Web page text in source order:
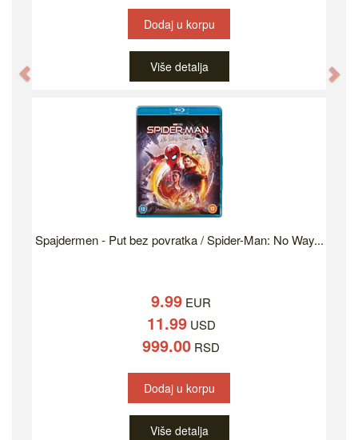
Dodaj u korpu
Više detalja
Spajdermen - Put bez povratka / Spider-Man: No Way...
9.99 EUR
11.99USD
999.00 RSD
Dodaj u korpu
Više detalja